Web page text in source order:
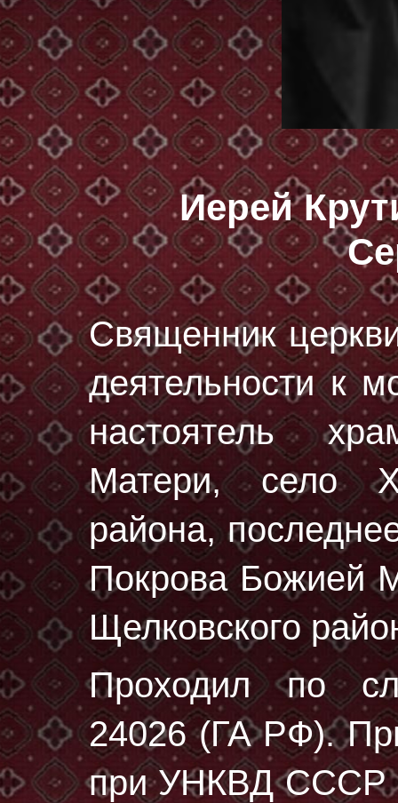
Иерей
Священник
деятельности к
настоятель
Матери, село
района,
Покрова Божией
Щелковского
Проходил по
24026 (ГА РФ).
при УНКВД СССР